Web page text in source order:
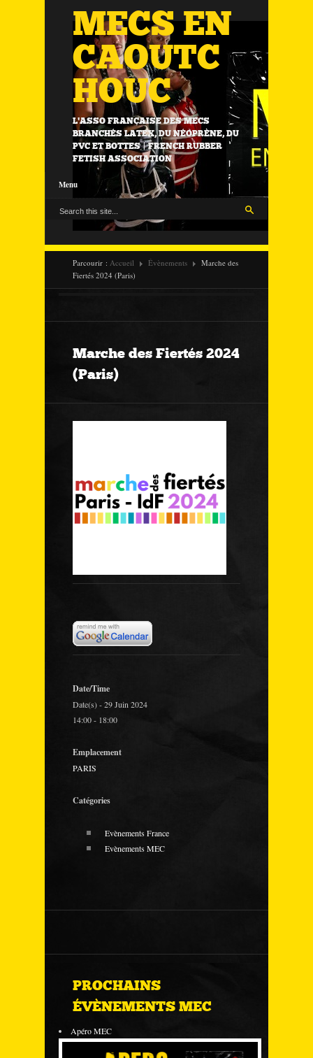
MECS EN
CAOUTC
HOUC
L'ASSO FRANÇAISE DES MECS
BRANCHÉS LATEX, DU NÉOPRÈNE, DU
PVC ET BOTTES | FRENCH RUBBER
FETISH ASSOCIATION
Menu
Parcourir : Accueil Évènements
Marche des
Fiertés 2024 (Paris)
Marche des Fiertés 2024
(Paris)
Date/Time
Date(s) - 29 Juin 2024
14:00 - 18:00
Emplacement
PARIS
Catégories
Evènements France
Evènements MEC
PROCHAINS
ÉVÈNEMENTS MEC
Apéro MEC